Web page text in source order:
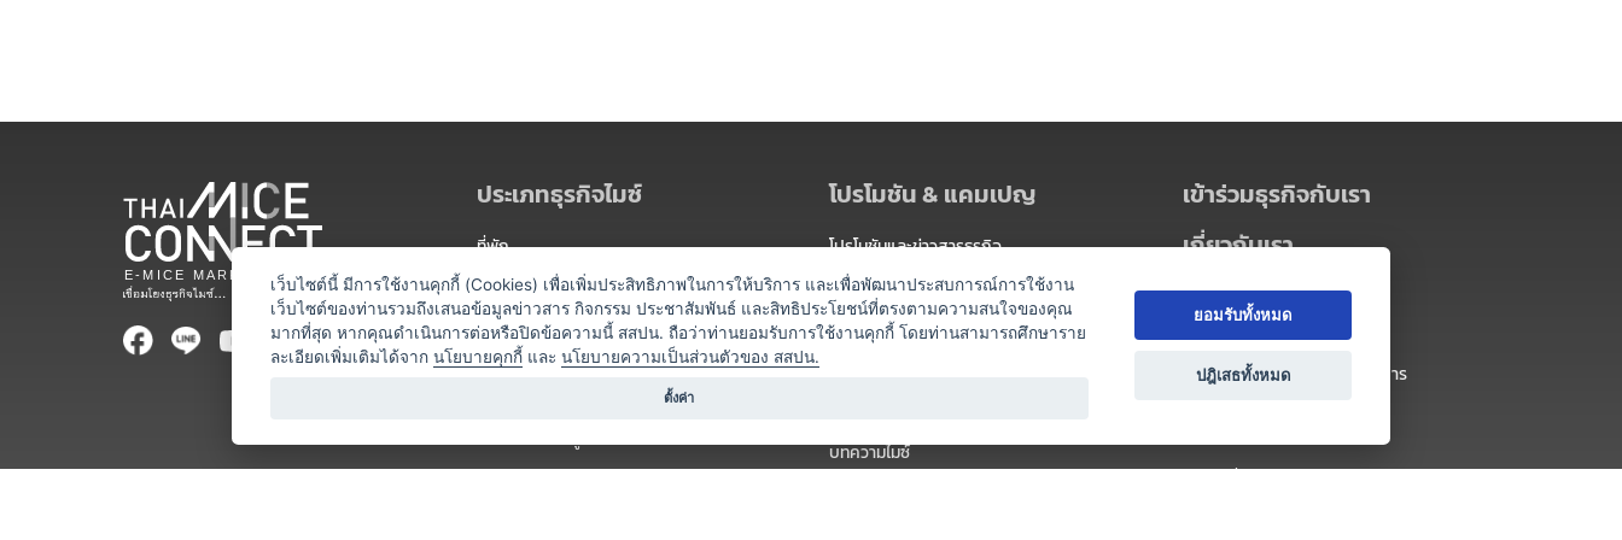
ประเภทธุรกิจไมซ์
ที่พัก
สถานที่จัดงาน
ท่องเที่ยว / นำเที่ยว
ออแกไนเซอร์
บริการสำหรับผู้จัดงาน
โปรโมชัน & แคมเปญ
โปรโมชันและข่าวสารธุรกิจ
แพ็กเกจ
แคมเปญ
บทความไมซ์
เข้าร่วมธุรกิจกับเรา
เกี่ยวกับเรา
เกี่ยวกับ Thai MICE Connect
นโยบายความเป็นส่วนตัว
ข้อตกลง และเงื่อนไขการใช้บริการ
เว็บไซต์นี้ มีการใช้งานคุกกี้ (Cookies) เพื่อเพิ่มประสิทธิภาพในการให้บริการ และเพื่อพัฒนาประสบการณ์การใช้งาน
เว็บไซต์ของท่านรวมถึงเสนอข้อมูลข่าวสาร กิจกรรม ประชาสัมพันธ์ และสิทธิประโยชน์ที่ตรงตามความสนใจของคุณ
มากที่สุด หากคุณดำเนินการต่อหรือปิดข้อความนี้ สสปน. ถือว่าท่านยอมรับการใช้งานคุกกี้ โดยท่านสามารถศึกษาราย
ละเอียดเพิ่มเติมได้จาก นโยบายคุกกี้ และ นโยบายความเป็นส่วนตัวของ สสปน.
ตั้งค่า
ยอมรับทั้งหมด
ปฎิเสธทั้งหมด